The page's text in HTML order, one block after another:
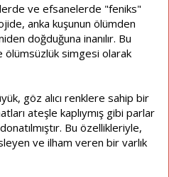
ve efsanelerde "feniks"
anka kuşunun ölümden
doğduğuna inanılır. Bu
simgesi olarak
göz alıcı renklere sahip bir
ateşle kaplıymış gibi parlar
Bu özellikleriyle,
ve ilham veren bir varlık